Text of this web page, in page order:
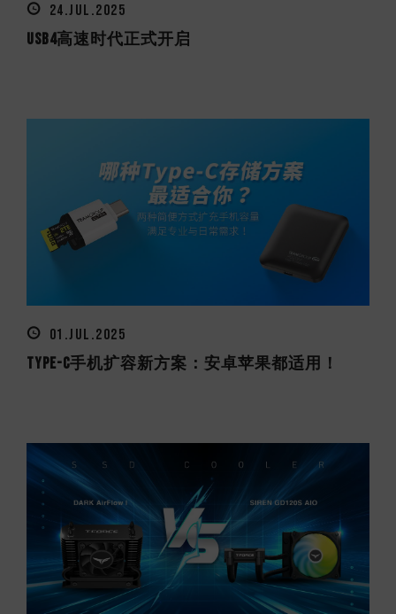
24.JUL.2025
USB4高速时代正式开启
01.JUL.2025
Type-C手机扩容新方案：安卓苹果都适用！